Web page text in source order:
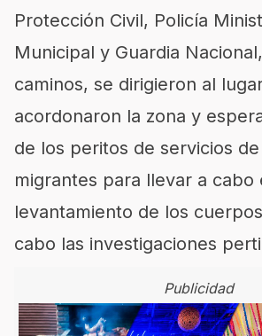
Protección Civil, Policía
Municipal y Guardia
caminos, se dirigieron al
acordonaron la zona y
de los peritos de servicios
migrantes para llevar a cabo
levantamiento de los
cabo las investigaciones
Publicidad